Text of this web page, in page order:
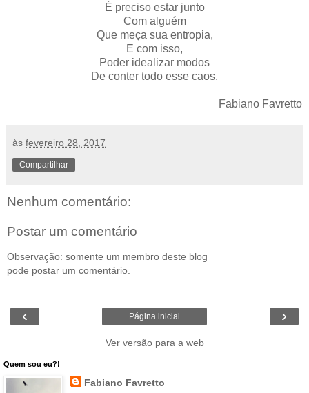
É preciso estar junto
Com alguém
Que meça sua entropia,
E com isso,
Poder idealizar modos
De conter todo esse caos.
Fabiano Favretto
às fevereiro 28, 2017
Compartilhar
Nenhum comentário:
Postar um comentário
Observação: somente um membro deste blog
pode postar um comentário.
‹ ›
Página inicial
Ver versão para a web
Quem sou eu?!
Fabiano Favretto